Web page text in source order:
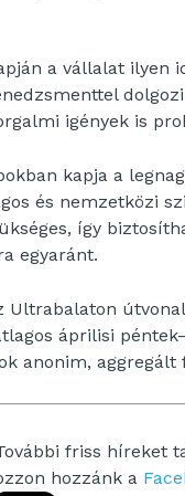
a vállalat ilyen
igények is
kapja a
és nemzetközi
így
egyaránt.
Ultrabalaton
áprilisi
anonim,
friss híreket
hozzánk a